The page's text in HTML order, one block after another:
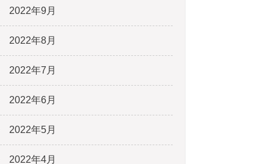
2022年9月
2022年8月
2022年7月
2022年6月
2022年5月
2022年4月